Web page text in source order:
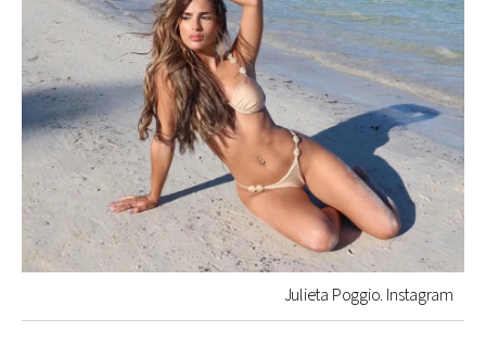
Julieta Poggio. Instagram